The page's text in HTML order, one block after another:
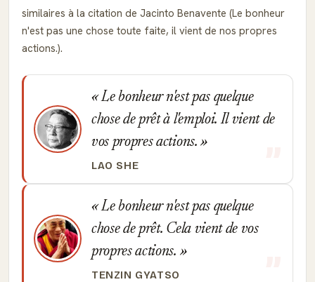
similaires à la citation de Jacinto Benavente (Le bonheur
n'est pas une chose toute faite, il vient de nos propres
actions.).
Le bonheur n'est pas quelque
chose de prêt à l'emploi. Il vient de
vos propres actions.
LAO SHE
Le bonheur n'est pas quelque
chose de prêt. Cela vient de vos
propres actions.
TENZIN GYATSO